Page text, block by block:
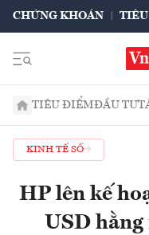
CHỨNG KHOÁN TIÊU
TIÊU ĐIỂMĐẦU TƯ
KINH TẾ SỐ
HP lên kế
USD